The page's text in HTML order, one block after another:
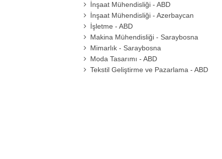
İnşaat Mühendisliği - ABD
İnşaat Mühendisliği - Azerbaycan
İşletme - ABD
Makina Mühendisliği - Saraybosna
Mimarlık - Saraybosna
Moda Tasarımı - ABD
Tekstil Geliştirme ve Pazarlama - ABD